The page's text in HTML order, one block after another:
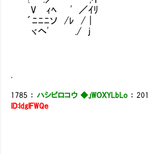
V ｨﾍ '
´ﾆﾆﾆソ /
ヾヘ' ./
1785 ： ハシビロコウ ◆.jWOXYLbLo ：
ID:IdglFWQe